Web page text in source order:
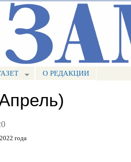
О РЕДАКЦИИ
года